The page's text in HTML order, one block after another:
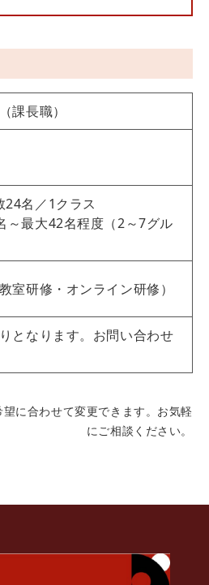
課長職）
24名／1クラス
～最大42名程度（2～7グル
室研修・オンライン研修）
となります。お問い合わせ
に合わせて変更できます。お気軽
にご相談ください。